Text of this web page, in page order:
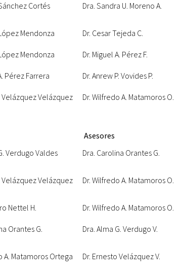
Cortés Dra. Sandra U. Moreno A.
Mendonza Dr. Cesar Tejeda C.
Mendonza Dr. Miguel A. Pérez F.
Pérez Farrera Dr. Anrew P. Vovides P.
Velázquez Velázquez Dr. Wilfredo A. Matamoros O.
Asesores
Verdugo Valdes Dra. Carolina Orantes G.
Velázquez Velázquez Dr. Wilfredo A. Matamoros O.
Nettel H. Dr. Wilfredo A. Matamoros O.
Orantes G. Dra. Alma G. Verdugo V.
A. Matamoros Ortega Dr. Ernesto Velázquez V.